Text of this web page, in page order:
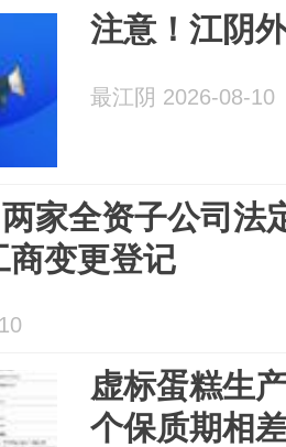
注意！江阴
最江阴 2026-08-10
家全资子公司法
商变更登记
虚标蛋糕生
个保质期相